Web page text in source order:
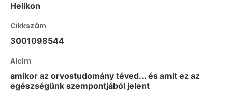
Helikon
Cikkszám
3001098544
Alcím
amikor az orvostudomány téved... és amit ez az
egészségünk szempontjából jelent